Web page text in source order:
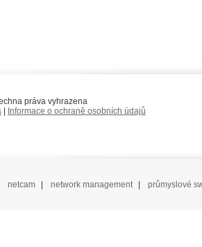
práva vyhrazena
Informace o ochraně osobních údajů
netcam network management průmyslové